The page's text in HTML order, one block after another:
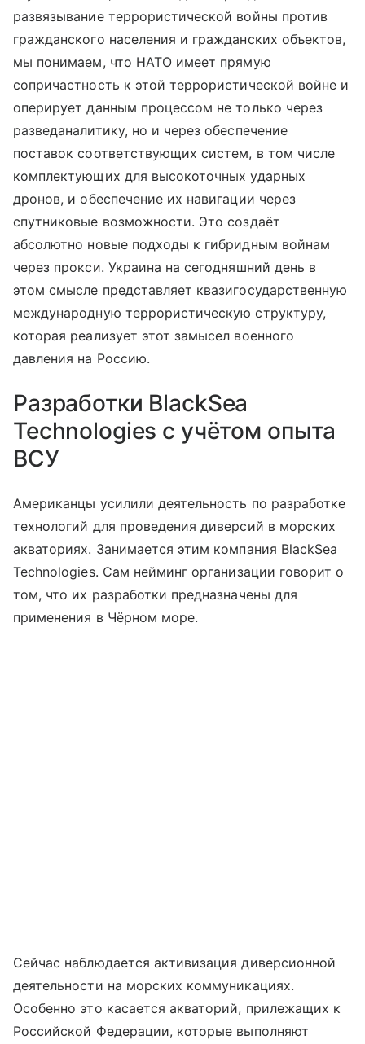
развязывание террористической войны против
гражданского населения и гражданских объектов,
мы понимаем, что НАТО имеет прямую
сопричастность к этой террористической войне и
оперирует данным процессом не только через
разведаналитику, но и через обеспечение
поставок соответствующих систем, в том числе
комплектующих для высокоточных ударных
дронов, и обеспечение их навигации через
спутниковые возможности. Это создаёт
абсолютно новые подходы к гибридным войнам
через прокси. Украина на сегодняшний день в
этом смысле представляет квазигосударственную
международную террористическую структуру,
которая реализует этот замысел военного
давления на Россию.
Разработки BlackSea
Technologies с учётом опыта
ВСУ
Американцы усилили деятельность по разработке
технологий для проведения диверсий в морских
акваториях. Занимается этим компания BlackSea
Technologies. Сам нейминг организации говорит о
том, что их разработки предназначены для
применения в Чёрном море.
Сейчас наблюдается активизация диверсионной
деятельности на морских коммуникациях.
Особенно это касается акваторий, прилежащих к
Российской Федерации, которые выполняют